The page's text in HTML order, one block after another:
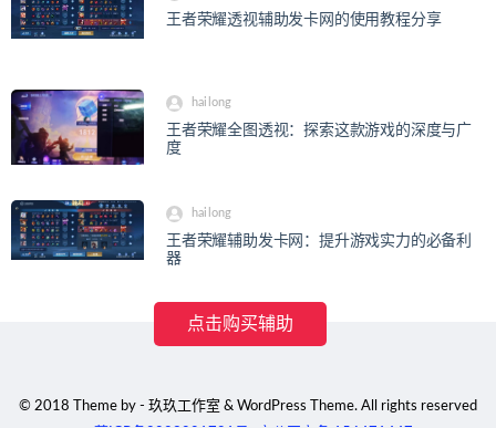
王者荣耀透视辅助发卡网的使用教程分享
hailong
王者荣耀全图透视：探索这款游戏的深度与广
度
hailong
王者荣耀辅助发卡网：提升游戏实力的必备利
器
© 2018 Theme by - 玖玖工作室 & WordPress Theme. All rights reserved
点击购买辅助